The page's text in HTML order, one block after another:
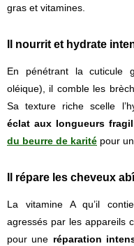
gras et vitamines.
Il nourrit et hydrate
En pénétrant la cuticule
oléique), il comble les
Sa texture riche scelle
éclat aux longueurs
du beurre de karité pour
Il répare les cheveux
La vitamine A qu’il
agressés par les appareils
pour une réparation